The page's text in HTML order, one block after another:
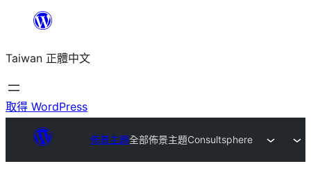
主
要
內
Taiwan 正體中文
取得 WordPress
佈景主題全部佈景主題Consultsphere